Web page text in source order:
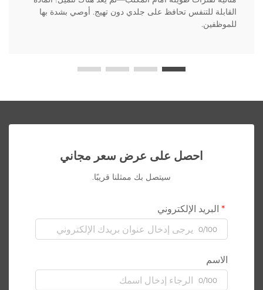
القابلة للتنفس تحافظ على جلدي دون تهيج. أوصي بشدة بها
للموظفين.
احصل على عرض سعر مجاني
سيتصل بك ممثلنا قريبًا.
البريد الإلكتروني
0/100
الاسم
0/100